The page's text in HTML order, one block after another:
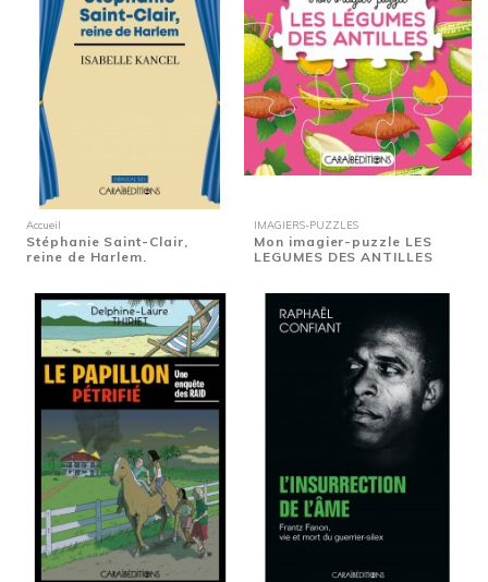
Accueil
Stéphanie Saint-Clair,
reine de Harlem.
IMAGIERS-PUZZLES
Mon imagier-puzzle LES
LEGUMES DES ANTILLES